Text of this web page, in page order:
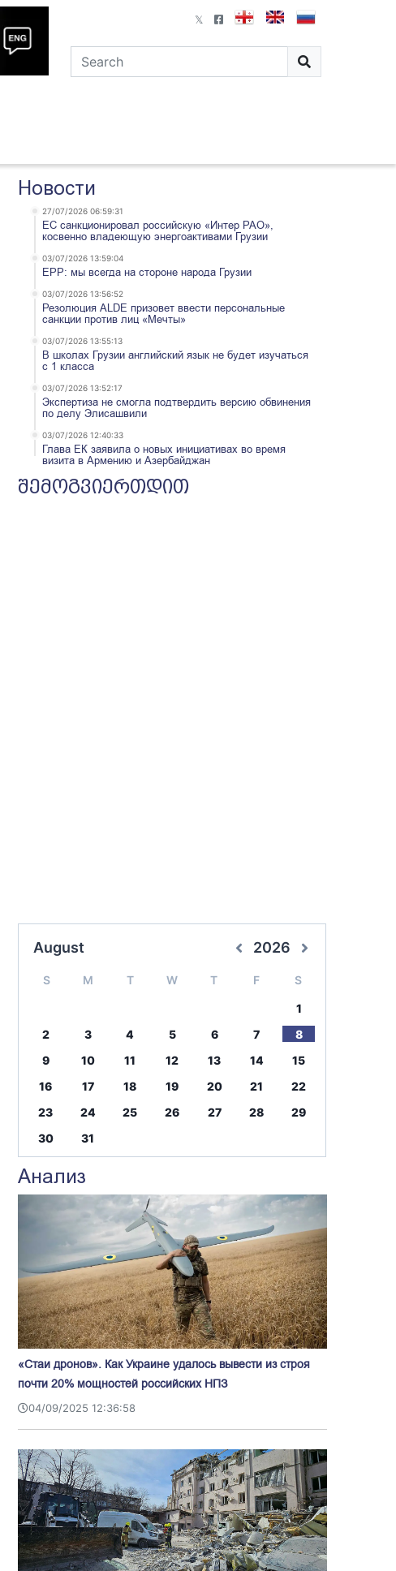
Новости
27/07/2026 06:59:31
ЕС санкционировал российскую «Интер РАО»,
косвенно владеющую энергоактивами Грузии
03/07/2026 13:59:04
EPP: мы всегда на стороне народа Грузии
03/07/2026 13:56:52
Резолюция ALDE призовет ввести персональные
санкции против лиц «Мечты»
03/07/2026 13:55:13
В школах Грузии английский язык не будет изучаться
с 1 класса
03/07/2026 13:52:17
Экспертиза не смогла подтвердить версию обвинения
по делу Элисашвили
03/07/2026 12:40:33
Глава ЕК заявила о новых инициативах во время
визита в Армению и Азербайджан
შემოგვიერთდით
August 2026
S M T W T F S
1
2
3 4 5 6 7
8
9
10 11 12 13 14
15
16
17 18 19 20 21
22
23
24 25 26 27 28
29
30
31
Анализ
«Стаи дронов». Как Украине удалось вывести из строя
почти 20% мощностей российских НПЗ
04/09/2025 12:36:58